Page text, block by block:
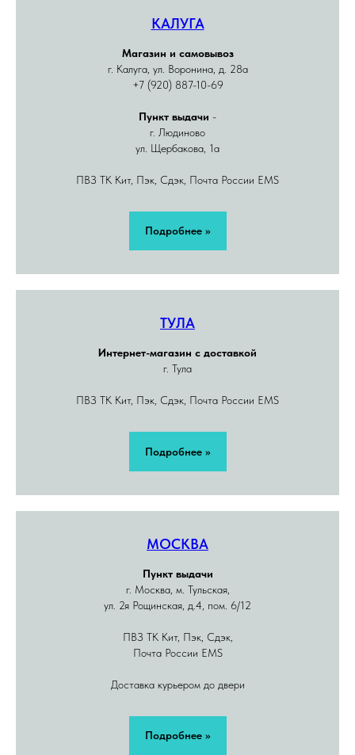
КАЛУГА
Магазин и самовывоз
г. Калуга, ул. Воронина, д. 28а
+7 (920) 887-10-69
Пункт выдачи -
г. Людиново
ул. Щербакова, 1а
ПВЗ ТК Кит, Пэк, Сдэк, Почта России EMS
Подробнее >>
ТУЛА
Интернет-магазин с доставкой
г. Тула
ПВЗ ТК Кит, Пэк, Сдэк, Почта России EMS
Подробнее >>
МОСКВА
Пункт выдачи
г. Москва, м. Тульская,
ул. 2я Рощинская, д.4, пом. 6/12
ПВЗ ТК Кит, Пэк, Сдэк,
Почта России EMS
Доставка курьером до двери
Подробнее >>